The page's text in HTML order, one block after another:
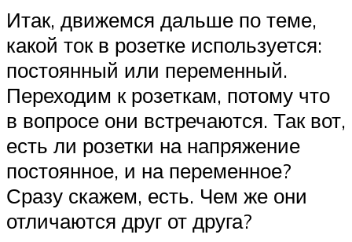
Итак, движемся дальше по теме,
какой ток в розетке используется:
постоянный или переменный.
Переходим к розеткам, потому что
в вопросе они встречаются. Так вот,
есть ли розетки на напряжение
постоянное, и на переменное?
Сразу скажем, есть. Чем же они
отличаются друг от друга?